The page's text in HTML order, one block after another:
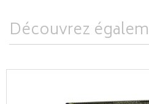
Découvrez